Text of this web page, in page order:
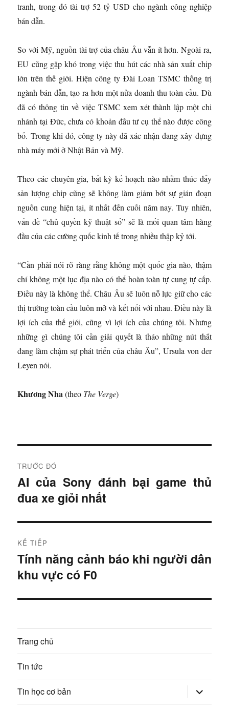
tranh, trong đó tài trợ 52 tỷ USD cho ngành công nghiệp
bán dẫn.
So với Mỹ, nguồn tài trợ của châu Âu vẫn ít hơn. Ngoài ra,
EU cũng gặp khó trong việc thu hút các nhà sản xuất chip
lớn trên thế giới. Hiện công ty Đài Loan TSMC thống trị
ngành bán dẫn, tạo ra hơn một nửa doanh thu toàn cầu. Dù
đã có thông tin về việc TSMC xem xét thành lập một chi
nhánh tại Đức, chưa có khoản đầu tư cụ thể nào được công
bố. Trong khi đó, công ty này đã xác nhận đang xây dựng
nhà máy mới ở Nhật Bản và Mỹ.
Theo các chuyên gia, bất kỳ kế hoạch nào nhằm thúc đẩy
sản lượng chip cũng sẽ không làm giảm bớt sự gián đoạn
nguồn cung hiện tại, ít nhất đến cuối năm nay. Tuy nhiên,
vấn đề “chủ quyền kỹ thuật số” sẽ là mối quan tâm hàng
đầu của các cường quốc kinh tế trong nhiều thập kỷ tới.
“Cần phải nói rõ ràng rằng không một quốc gia nào, thậm
chí không một lục địa nào có thể hoàn toàn tự cung tự cấp.
Điều này là không thể. Châu Âu sẽ luôn nỗ lực giữ cho các
thị trường toàn cầu luôn mở và kết nối với nhau. Điều này là
lợi ích của thế giới, cũng vì lợi ích của chúng tôi. Nhưng
những gì chúng tôi cần giải quyết là tháo những nút thắt
đang làm chậm sự phát triển của châu Âu”, Ursula von der
Leyen nói.
Khương Nha (theo The Verge)
i
ề
u
h
ư
ớ
g
b
à
i
TRƯỚC ĐÓ
B
à
t
r
ư
ớ
c
:
AI của Sony đánh bại game thủ
đua xe giỏi nhất
KẾ TIẾP
B
à
t
ế
p
:
Tính năng cảnh báo khi người dân
khu vực có F0
Trang chủ
Tin tức
Tin học cơ bản mở
rộng
trình